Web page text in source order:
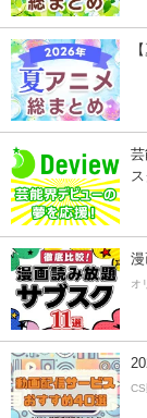
漫
オ